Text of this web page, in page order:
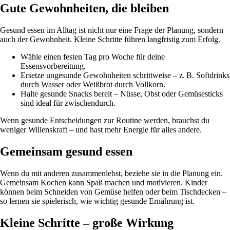
Gute Gewohnheiten, die bleiben
Gesund essen im Alltag ist nicht nur eine Frage der Planung, sondern
auch der Gewohnheit. Kleine Schritte führen langfristig zum Erfolg.
Wähle einen festen Tag pro Woche für deine
Essensvorbereitung.
Ersetze ungesunde Gewohnheiten schrittweise – z. B. Softdrinks
durch Wasser oder Weißbrot durch Vollkorn.
Halte gesunde Snacks bereit – Nüsse, Obst oder Gemüsesticks
sind ideal für zwischendurch.
Wenn gesunde Entscheidungen zur Routine werden, brauchst du
weniger Willenskraft – und hast mehr Energie für alles andere.
Gemeinsam gesund essen
Wenn du mit anderen zusammenlebst, beziehe sie in die Planung ein.
Gemeinsam Kochen kann Spaß machen und motivieren. Kinder
können beim Schneiden von Gemüse helfen oder beim Tischdecken –
so lernen sie spielerisch, wie wichtig gesunde Ernährung ist.
Kleine Schritte – große Wirkung